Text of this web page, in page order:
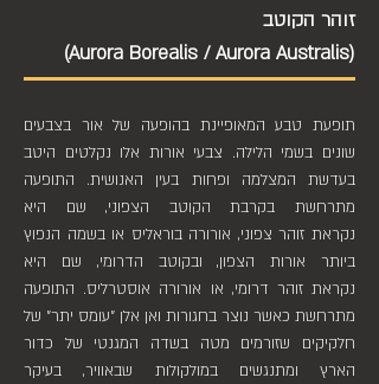
זוהר הקוטב
(Aurora Borealis / Aurora Australis)
תופעת טבע המאופיינת בהופעה של אור בצבעים
שונים בשמי הלילה. צבעי אורות אלו נקלטים היטב
בעדשת המצלמה ופחות בעין האנושית. התופעה
מתרחשת בקרבת הקוטב הצפוני, שם היא
נקראת זוהר צפוני, אורורה בוראליס או בשמה הנפוץ
ביותר אורות הצפון, ובקוטב הדרומי, שם היא
נקראת זוהר דרומי, או אורורה אוסטרליס. התופעה
מתרחשת כאשר נוצר בחגורות ואן אלן "עומס יתר" של
חלקיקים שזורמים מטה בשדה המגנטי של כדור
הארץ ומתנגשים במולקולות שבאוויר, בעיקר